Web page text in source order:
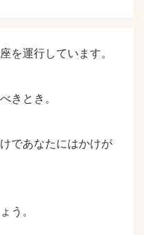
を運行しています。
きとき。
であなたにはかけが
う。